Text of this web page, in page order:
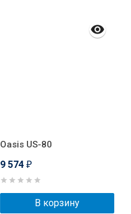
Oasis US-80
9 574 ₽
В корзину